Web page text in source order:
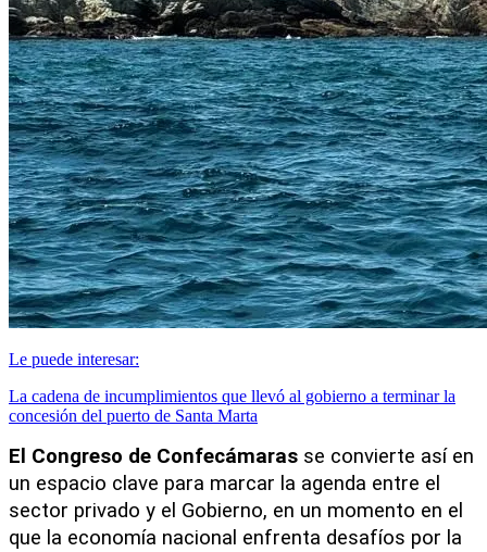
Le puede interesar:
La cadena de incumplimientos que llevó al gobierno a terminar la
concesión del puerto de Santa Marta
El Congreso de Confecámaras se convierte así en
un espacio clave para marcar la agenda entre el
sector privado y el Gobierno, en un momento en el
que la economía nacional enfrenta desafíos por la